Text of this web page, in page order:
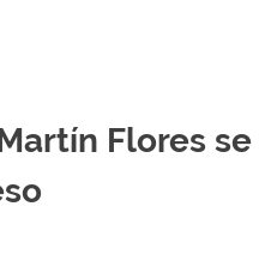
Flores se